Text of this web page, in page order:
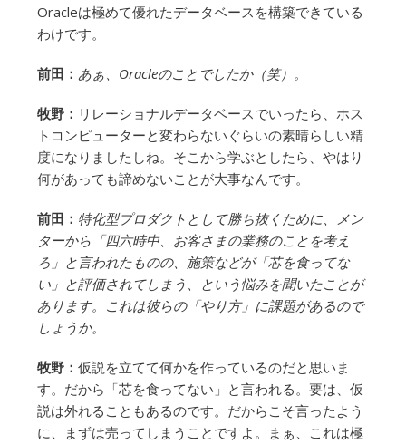
Oracleは極めて優れたデータベースを構築できている
わけです。
前田： あぁ、Oracleのことでしたか（笑）。
牧野： リレーショナルデータベースでいったら、ホス
トコンピューターと変わらないぐらいの素晴らしい精
度になりましたしね。そこから学ぶとしたら、やはり
何があっても諦めないことが大事なんです。
前田： 特化型プロダクトとして勝ち抜くために、メン
ターから「四六時中、お客さまの業務のことを考え
ろ」と言われたものの、施策などが「芯を食ってな
い」と評価されてしまう、という悩みを聞いたことが
あります。これは彼らの「やり方」に課題があるので
しょうか。
牧野： 仮説を立てて何かを作っているのだと思いま
す。だから「芯を食ってない」と言われる。要は、仮
説は外れることもあるのです。だからこそ言ったよう
に、まずは売ってしまうことですよ。まぁ、これは極